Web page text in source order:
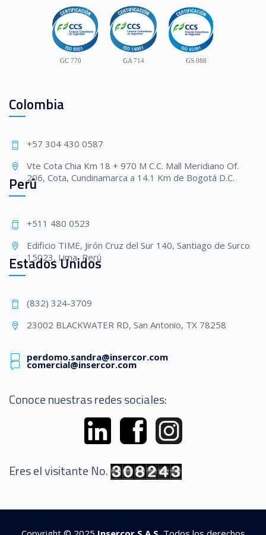
GC 770 GA 714 GS 088
Colombia
+57 304 430 0587
Vte Cota Chia Km 18 + 970 M C.C. Mall Meridiano Of.
206, Cota, Cundinamarca a 14.1 Km de Bogotá D.C.
Perú
+511 480 0523
Edificio TIME, Jirón Cruz del Sur 140, Santiago de Surco
15023, Lima, Perú
Estados Unidos
(832) 324-3709
23002 BLACKWATER RD, San Antonio, TX 78258
comercial@insercor.com
perdomo.sandra@insercor.com
Conoce nuestras redes sociales:
Eres el visitante No.